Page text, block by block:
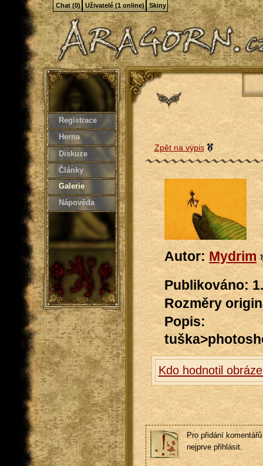
Registrace
Herna
Diskuze
Články
Galerie
Nápověda
Zpět na výpis
Autor: Mydrim
Publikováno:
Rozměry
Popis:
Kdo hodnotil
Pro přidání
nejprve přihlásit.
Chat (0) Uživatelé (1 online) Skiny